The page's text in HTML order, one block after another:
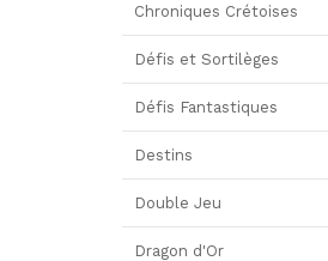
Chroniques Crétoises
Défis et Sortilèges
Défis Fantastiques
Destins
Double Jeu
Dragon d'Or